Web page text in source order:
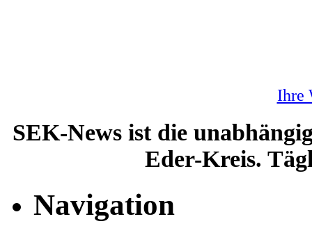
Ihre
SEK-News ist die
Eder-Kreis.
Navigation